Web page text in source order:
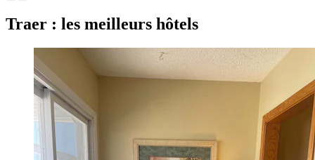
Traer : les meilleurs hôtels